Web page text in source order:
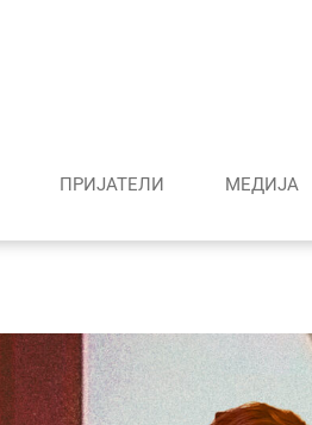
ПРИЈАТЕЛИ МЕДИJА